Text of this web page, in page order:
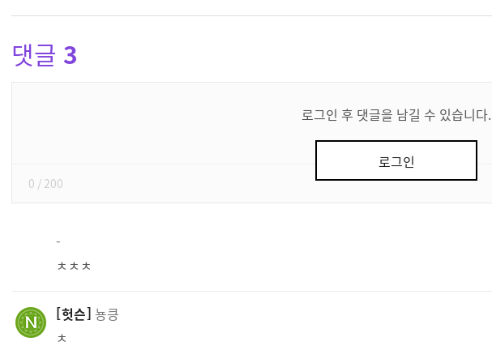
댓글 3
로그인 후 댓글을 남길 수 있습니다.
로그인
0 / 200
-
ㅊㅊㅊ
헛슨 뇽킁
ㅊ